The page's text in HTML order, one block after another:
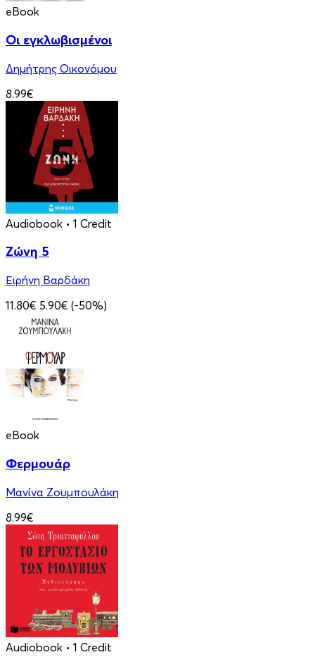
eBook
Οι εγκλωβισμένοι
Δημήτρης Οικονόμου
8.99€
Audiobook • 1 Credit
Ζώνη 5
Ειρήνη Βαρδάκη
11.80€ 5.90€ (-50%)
eBook
Φερμουάρ
Μανίνα Ζουμπουλάκη
8.99€
Audiobook • 1 Credit